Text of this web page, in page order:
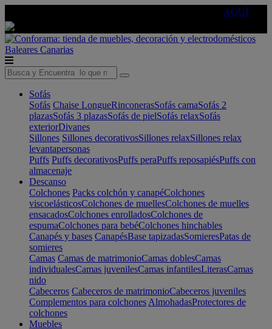
AQUÍ
Baleares Canarias
Sofás
Sofás Chaise LongueRinconerasSofás camaSofás 2
plazasSofás 3 plazasSofás de pielSofás relaxSofás
exteriorDivanes
Sillones Sillones decorativosSillones relaxSillones relax
levantapersonas
Puffs Puffs decorativosPuffs peraPuffs reposapiésPuffs con
almacenaje
Descanso
Colchones Packs colchón y canapéColchones
viscoelásticosColchones de muellesColchones de muelles
ensacadosColchones enrolladosColchones de
espumaColchones para bebéColchones hinchables
Canapés y bases CanapésBase tapizadasSomieresPatas de
somieres
Camas Camas de matrimonioCamas doblesCamas
individualesCamas juvenilesCamas infantilesLiterasCamas
nido
Cabeceros Cabeceros de matrimonioCabeceros juveniles
Complementos para colchones AlmohadasProtectores de
colchones
Muebles